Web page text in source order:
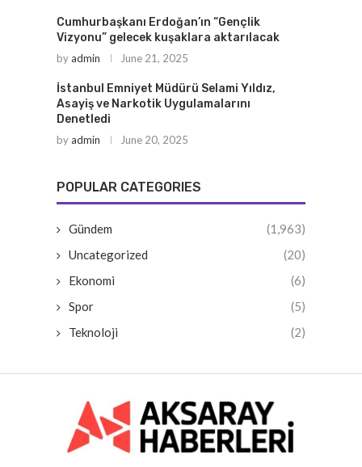
Cumhurbaşkanı Erdoğan’ın “Gençlik
Vizyonu” gelecek kuşaklara aktarılacak
byadmin June 21, 2025
İstanbul Emniyet Müdürü Selami Yıldız,
Asayiş ve Narkotik Uygulamalarını
Denetledi
byadmin June 20, 2025
POPULAR CATEGORIES
Gündem
(1,963)
Uncategorized
(20)
Ekonomi
(6)
Spor
(5)
Teknoloji
(2)